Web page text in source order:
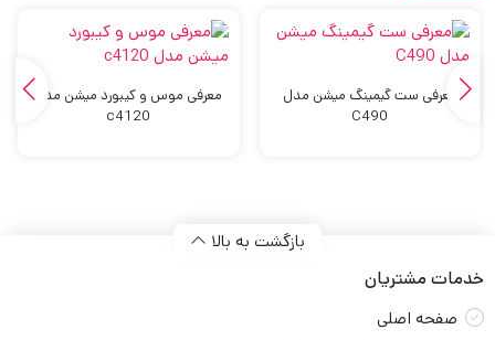
معرفی ست گیمینگ میشن مدل
C490
معرفی موس و کیبورد میشن مدل
c4120
بازگشت به بالا
خدمات مشتریان
صفحه اصلی